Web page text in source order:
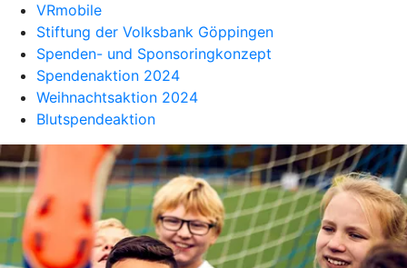
VRmobile
Stiftung der Volksbank Göppingen
Spenden- und Sponsoringkonzept
Spendenaktion 2024
Weihnachtsaktion 2024
Blutspendeaktion